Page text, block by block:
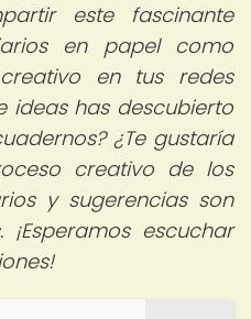
este fascinante
en papel como
en tus redes
ideas has descubierto
¿Te gustaría
creativo de los
y sugerencias son
escuchar